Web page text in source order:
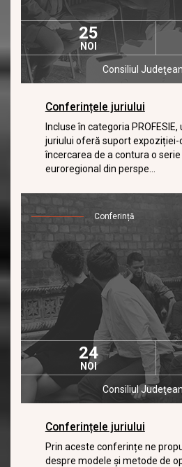
25
NOI
Consiliul
Conferințele juriului
Incluse în categoria
juriului oferă suport expoziției-
încercarea de a contura o
euroregional din perspe...
Conferință
24
NOI
Consiliul
Conferințele juriului
Prin aceste conferințe ne
despre modele și metode de